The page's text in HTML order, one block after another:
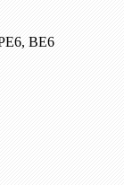
ВЕ6